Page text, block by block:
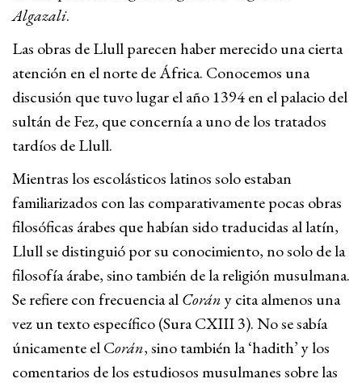
Algazali.
Las obras de Llull parecen haber merecido una cierta
atención en el norte de África. Conocemos una
discusión que tuvo lugar el año 1394 en el palacio del
sultán de Fez, que concernía a uno de los tratados
tardíos de Llull.
Mientras los escolásticos latinos solo estaban
familiarizados con las comparativamente pocas obras
filosóficas árabes que habían sido traducidas al latín,
Llull se distinguió por su conocimiento, no solo de la
filosofía árabe, sino también de la religión musulmana.
Se refiere con frecuencia alCorány cita almenos una
vez un texto específico (Sura CXIII 3). No se sabía
únicamente el Corán, sino también la ‘hadith’ y los
comentarios de los estudiosos musulmanes sobre las